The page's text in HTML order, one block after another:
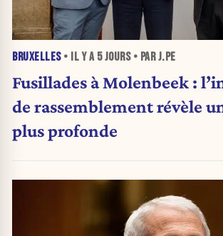
BRUXELLES• IL Y A 5 JOURS• PAR J.PE
Fusillades à Molenbeek :
de rassemblement révèle
plus profonde